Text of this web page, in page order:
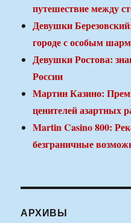
путешествие между
Девушки
городе с особым
Девушки Ростова:
России
Мартин Казино:
ценителей азартных
Martin Casino 800:
безграничные
АРХИВЫ